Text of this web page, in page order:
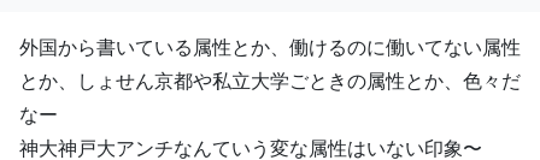
外国から書いている属性とか、働けるのに働いてない属性
とか、しょせん京都や私立大学ごときの属性とか、色々だ
なー
神大神戸大アンチなんていう変な属性はいない印象〜